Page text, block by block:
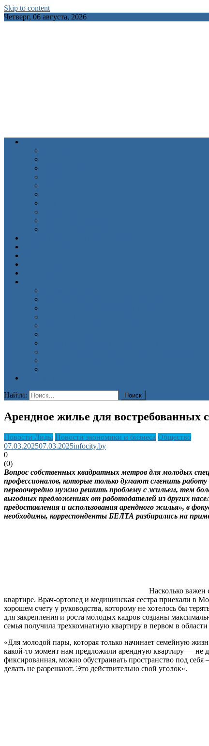
Skip to content
Четверг, 06 августа, 2026
Найти:
Арендное жилье для востребованных
Новости Лиды Новости экономики и бизнеса Общество
07.03.202507.03.2025infocity.by
0
(0)
Вопрос собственных квадратных метров для молодых
профессионалов, которые только думают сменить работу
первоочередно нужно решить проблему с жильем, тем
выгодных предложениях от работодателей из других
предоставления и использования арендного жилья», в
необходимы, корреспонденты БЕЛТА разбирались на
Насколько важен
квартире. Врач-ортопед и медицинская сестра приехали в
хорошем счету у руководства, которому не хотелось бы
для закрепления и роста молодых кадров созданы
семья получила трехкомнатную квартиру в первом в
«Для молодой пары, которая только начинает семейную
какой-то момент нам предложили арендную квартиру — не
фиксированная, можно обустраивать пространство под
делать не разрешают. Это действительно свой уголок».